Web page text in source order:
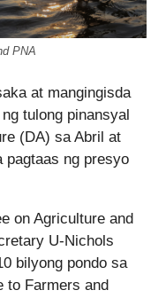
PNA
at mangingisda
tulong pinansyal
(DA) sa Abril at
pagtaas ng presyo
on Agriculture and
U-Nichols
bilyong pondo sa
to Farmers and